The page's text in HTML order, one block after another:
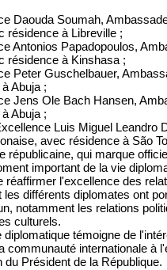
Daouda Soumah,
résidence à Libreville ;
Antonios Papadopoulos,
résidence à Kinshasa ;
Peter Guschelbauer,
Abuja ;
Jens Ole Bach Hansen,
Abuja ;
Luis Miguel Leandro
avec résidence à São
républicaine, qui marque
important de la vie
réaffirmer l'excellence des
les différents diplomates ont
notamment les relations
culturels.
diplomatique témoigne de
communauté internationale à
du Président de la République.